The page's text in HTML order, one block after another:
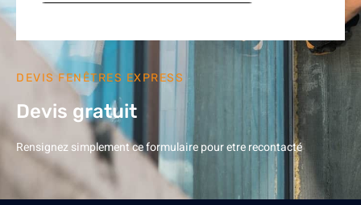
DEVIS FENÊTRES EXPRESS
Devis gratuit
Rensignez simplement ce formulaire pour etre recontacté